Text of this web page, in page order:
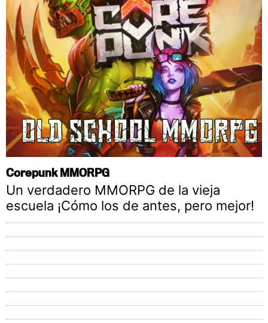
Corepunk MMORPG
Un verdadero MMORPG de la vieja
escuela ¡Cómo los de antes, pero mejor!